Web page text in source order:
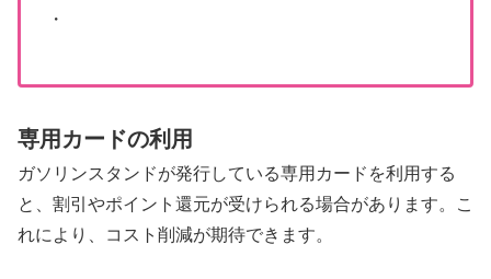
・
専用カードの利用
ガソリンスタンドが発行している専用カードを利用する
と、割引やポイント還元が受けられる場合があります。こ
れにより、コスト削減が期待できます。